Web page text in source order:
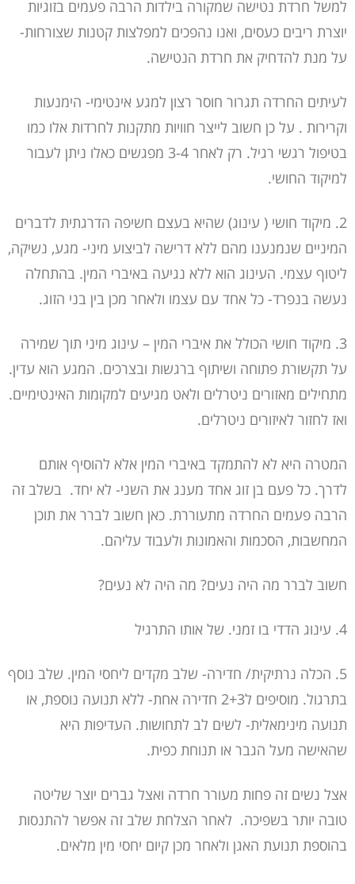
למשל חרדת נטישה שמקורה בילדות הרבה פעמים בזוגיות
יוצרת ריבים כעסים, ואנו נהפכים למפלצות קטנות שצורחות-
על מנת להדחיק את חרדת הנטישה.
לעיתים החרדה תגרור חוסר רצון למגע אינטימי- הימנעות
וקרירות . על כן חשוב לייצר חוויות מתקנות לחרדות אלו כמו
בטיפול רגשי רגיל. רק לאחר 3-4 מפגשים כאלו ניתן לעבור
למיקוד החושי.
2. מיקוד חושי ( עינוג) שהיא בעצם חשיפה הדרגתית לדברים
המיניים שנמנענו מהם ללא דרישה לביצוע מיני- מגע, נשיקה,
ליטוף עצמי. העינוג הוא ללא נגיעה באיברי המין. בהתחלה
נעשה בנפרד- כל אחד עם עצמו ולאחר מכן בין בני הזוג.
3. מיקוד חושי הכולל את איברי המין – עינוג מיני תוך שמירה
על תקשורת פתוחה ושיתוף ברגשות ובצרכים. המגע הוא עדין.
מתחילים מאזורים ניטרלים ולאט מגיעים למקומות האינטימיים.
ואז לחזור לאיזורים ניטרלים.
המטרה היא לא להתמקד באיברי המין אלא להוסיף אותם
לדרך. כל פעם בן זוג אחד מענג את השני- לא יחד. בשלב זה
הרבה פעמים החרדה מתעוררת. כאן חשוב לברר את תוכן
המחשבות, הסכמות והאמונות ולעבוד עליהם.
חשוב לברר מה היה נעים? מה היה לא נעים?
4. עינוג הדדי בו זמני. של אותו התרגיל
5. הכלה נרתיקית/ חדירה- שלב מקדים ליחסי המין. שלב נוסף
בתרגול. מוסיפים ל2+3 חדירה אחת- ללא תנועה נוספת, או
תנועה מינימאלית- לשים לב לתחושות. העדיפות היא
שהאישה מעל הגבר או תנוחת כפית.
אצל נשים זה פחות מעורר חרדה ואצל גברים יוצר שליטה
טובה יותר בשפיכה. לאחר הצלחת שלב זה אפשר להתנסות
בהוספת תנועת האגן ולאחר מכן קיום יחסי מין מלאים.